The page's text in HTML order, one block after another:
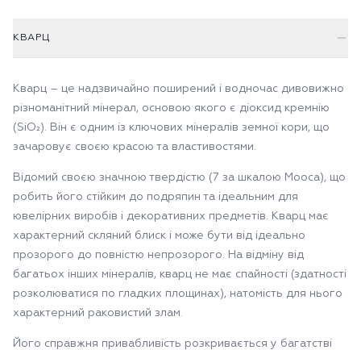
КВАРЦ
Кварц – це надзвичайно поширений і водночас дивовижно
різноманітний мінерал, основою якого є діоксид кремнію
(SiO₂). Він є одним із ключових мінералів земної кори, що
зачаровує своєю красою та властивостями.
Відомий своєю значною твердістю (7 за шкалою Мооса), що
робить його стійким до подряпин та ідеальним для
ювелірних виробів і декоративних предметів. Кварц має
характерний скляний блиск і може бути від ідеально
прозорого до повністю непрозорого. На відміну від
багатьох інших мінералів, кварц не має спайності (здатності
розколюватися по гладких площинах), натомість для нього
характерний раковистий злам.
Його справжня привабливість розкривається у багатстві